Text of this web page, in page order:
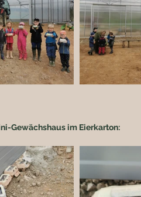
Gewächshaus im Eierkarton: